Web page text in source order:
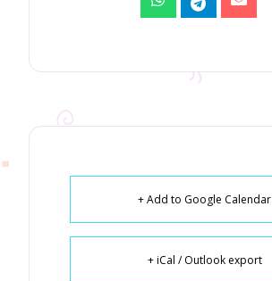
+ Add to Google Calendar
+ iCal / Outlook export